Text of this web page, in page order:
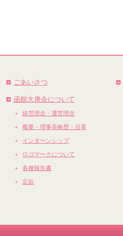
ごあいさつ
函館大庚会について
経営理念・運営理念
概要・理事長略歴・沿革
インターンシップ
ロゴマークについて
各種報告書
定款